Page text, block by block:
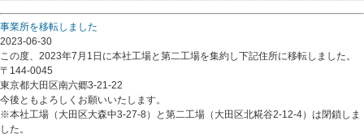
事業所を移転しました
2023-06-30
この度、2023年7月1日に本社工場と第二工場を集約し下記住所に移転しました。
〒144-0045
東京都大田区南六郷3-21-22
今後ともよろしくお願いいたします。
※本社工場（大田区大森中3-27-8）と第二工場（大田区北糀谷2-12-4）は閉鎖しま
した。